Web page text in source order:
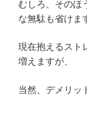
むしろ、そのほ
な無駄も省けま
現在抱えるスト
増えますが、
当然、デメリッ